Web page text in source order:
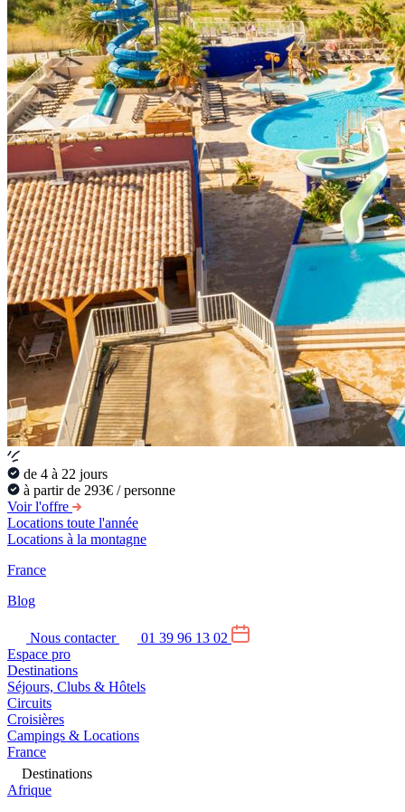
de 4 à 22 jours
à partir de 293€ / personne
Voir l'offre
Locations toute l'année
Locations à la montagne
France
Blog
Nous contacter
01 39 96 13 02
Espace pro
Destinations
Séjours, Clubs & Hôtels
Circuits
Croisières
Campings & Locations
France
Destinations
Afrique